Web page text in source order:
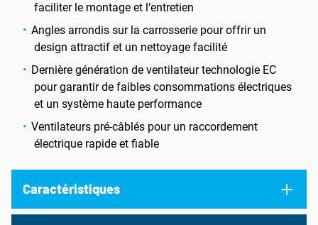
faciliter le montage et l‘entretien
Angles arrondis sur la carrosserie pour offrir un
design attractif et un nettoyage facilité
Dernière génération de ventilateur technologie EC
pour garantir de faibles consommations électriques
et un système haute performance
Ventilateurs pré-câblés pour un raccordement
électrique rapide et fiable
Caractéristiques